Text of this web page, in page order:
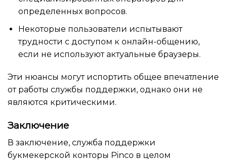
определенных вопросов.
Некоторые пользователи испытывают
трудности с доступом к онлайн-общению,
если не используют актуальные браузеры.
Эти нюансы могут испортить общее впечатление
от работы службы поддержки, однако они не
являются критическими.
Заключение
В заключение, служба поддержки
букмекерской конторы Pinco в целом